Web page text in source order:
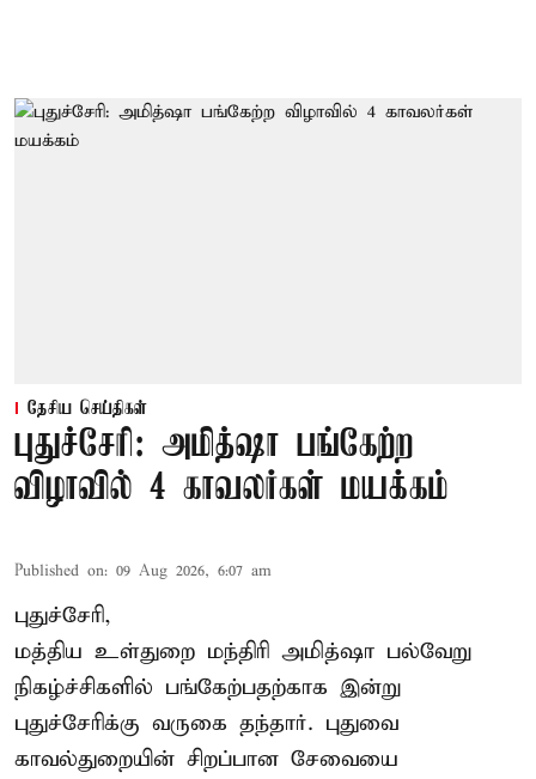
தேசிய செய்திகள்
புதுச்சேரி: அமித்ஷா பங்கேற்ற
விழாவில் 4 காவலர்கள் மயக்கம்
Published on: 09 Aug 2026, 6:07 am
புதுச்சேரி,
மத்திய உள்துறை மந்திரி அமித்ஷா பல்வேறு
நிகழ்ச்சிகளில் பங்கேற்பதற்காக இன்று
புதுச்சேரிக்கு வருகை தந்தார். புதுவை
காவல்துறையின் சிறப்பான சேவையை